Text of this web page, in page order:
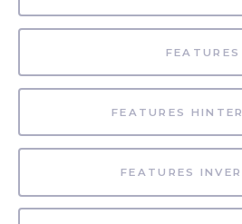
FEATURES
FEATURES
FEATURES